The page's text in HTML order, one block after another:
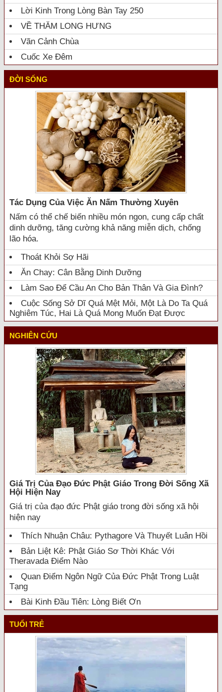
Lời Kinh Trong Lòng Bàn Tay 250
VỀ THĂM LONG HƯNG
Vãn Cảnh Chùa
Cuốc Xe Đêm
ĐỜI SỐNG
Tác Dụng Của Việc Ăn Nấm Thường Xuyên
Nấm có thể chế biến nhiều món ngon, cung cấp chất
dinh dưỡng, tăng cường khả năng miễn dịch, chống
lão hóa.
Thoát Khỏi Sợ Hãi
Ăn Chay: Cân Bằng Dinh Dưỡng
Làm Sao Để Cầu An Cho Bản Thân Và Gia Đình?
Cuộc Sống Sở Dĩ Quá Mệt Mỏi, Một Là Do Ta Quá
Nghiêm Túc, Hai Là Quá Mong Muốn Đạt Được
NGHIÊN CỨU
Giá Trị Của Đạo Đức Phật Giáo Trong Đời Sống Xã
Hội Hiện Nay
Giá trị của đạo đức Phật giáo trong đời sống xã hội
hiện nay
Thích Nhuận Châu: Pythagore Và Thuyết Luân Hồi
Bản Liệt Kê: Phật Giáo Sơ Thời Khác Với
Theravada Điểm Nào
Quan Điểm Ngôn Ngữ Của Đức Phật Trong Luật
Tạng
Bài Kinh Đầu Tiên: Lòng Biết Ơn
TUỔI TRẺ